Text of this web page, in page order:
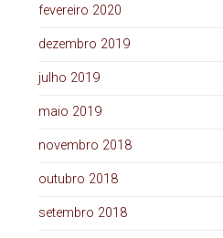
fevereiro 2020
dezembro 2019
julho 2019
maio 2019
novembro 2018
outubro 2018
setembro 2018